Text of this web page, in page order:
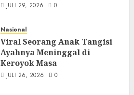
JULI 29, 2026 0
Nasional
Viral Seorang Anak Tangisi
Ayahnya Meninggal di
Keroyok Masa
JULI 26, 2026 0